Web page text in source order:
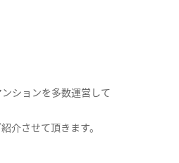
ションを多数運営して
介させて頂きます。